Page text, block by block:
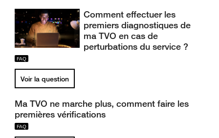
Comment effectuer les
premiers diagnostiques de
ma TVO en cas de
perturbations du service ?
Voir la question
Ma TVO ne marche plus, comment faire les
premières vérifications